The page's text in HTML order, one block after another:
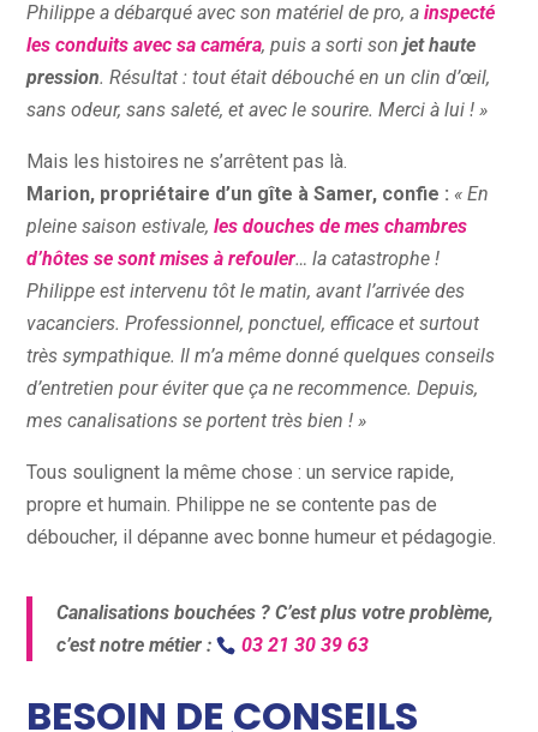
Philippe a débarqué avec son matériel de pro, ainspecté
les conduits avec sa caméra, puis a sorti son jet haute
pression. Résultat : tout était débouché en un clin d’œil,
sans odeur, sans saleté, et avec le sourire. Merci à lui ! »
Mais les histoires ne s’arrêtent pas là.
Marion, propriétaire d’un gîte à Samer, confie : « En
pleine saison estivale, les douches de mes chambres
d’hôtes se sont mises à refouler… la catastrophe !
Philippe est intervenu tôt le matin, avant l’arrivée des
vacanciers. Professionnel, ponctuel, efficace et surtout
très sympathique. Il m’a même donné quelques conseils
d’entretien pour éviter que ça ne recommence. Depuis,
mes canalisations se portent très bien ! »
Tous soulignent la même chose : un service rapide,
propre et humain. Philippe ne se contente pas de
déboucher, il dépanne avec bonne humeur et pédagogie.
Canalisations bouchées ? C’est plus votre problème,
c’est notre métier :
03 21 30 39 63
BESOIN DE CONSEILS